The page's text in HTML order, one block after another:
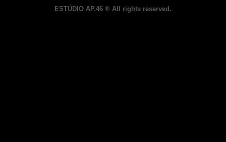
ESTÚDIO AP.46 ® All rights reserved.